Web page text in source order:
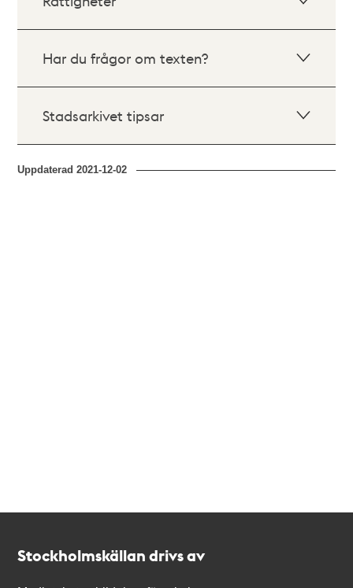
Har du frågor om texten?
Stadsarkivet tipsar
Uppdaterad2021-12-02
Stockholmskällan drivs av